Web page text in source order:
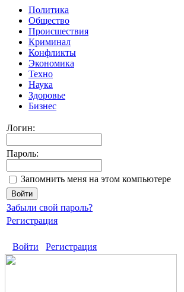
Политика
Общество
Происшествия
Криминал
Конфликты
Экономика
Техно
Наука
Здоровье
Бизнес
Логин:
Пароль:
Запомнить меня на этом компьютере
Забыли свой пароль?
Регистрация
Войти Регистрация